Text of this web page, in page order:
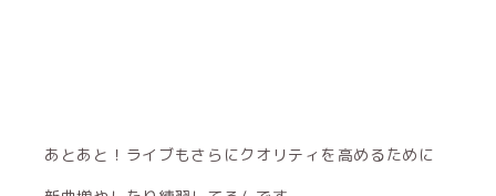
あとあと！ライブもさらにクオリティを高めるために